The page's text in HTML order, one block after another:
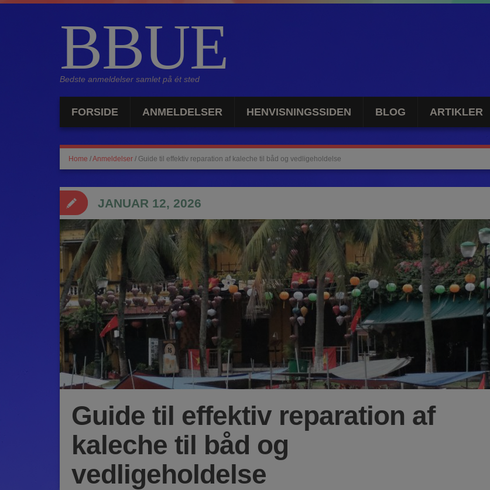
BBUE
Bedste anmeldelser samlet på ét sted
FORSIDE ANMELDELSER HENVISNINGSSIDEN BLOG ARTIKLER
Home /Anmeldelser / Guide til effektiv reparation af kaleche til båd og vedligeholdelse
Guide til effektiv reparation af
kaleche til båd og
vedligeholdelse
JANUAR 12, 2026